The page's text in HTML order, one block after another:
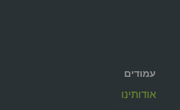
עמודים
אודותינו